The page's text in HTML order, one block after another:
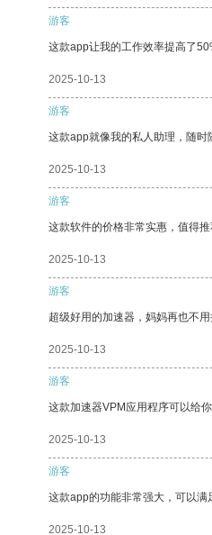
游客
这款app让我的工作效率提高了
2025-10-13
游客
这款app就像我的私人助理，随时
2025-10-13
游客
这款软件的价格非常实惠，值得推
2025-10-13
游客
超级好用的加速器，妈妈再也不用
2025-10-13
游客
这款加速器VPM应用程序可以给
2025-10-13
游客
这款app的功能非常强大，可以满
2025-10-13